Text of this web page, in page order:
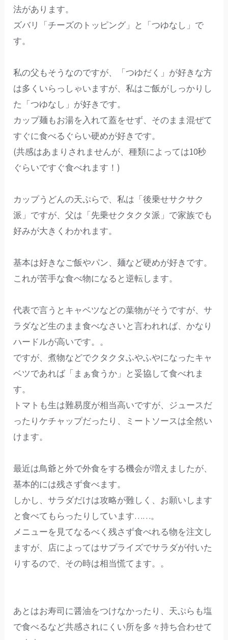
法があります。
ズバリ「チーズのトッピング」と「つゆなし」で
す。
私の父もそうなのですが、「つゆだく」が好きな方
は多くいらっしゃいますが、私はご飯がしっかりし
た「つゆなし」が好きです。
カップ麺もお湯を入れて蓋をせず、そのまま混ぜて
すぐに食べるぐらい硬めが好きです。
(共感はあまりされませんが、種類によっては10秒
ぐらいですぐ食べれます！)
カップうどんの天ぷらで、私は「後乗せサクサク
派」ですが、父は「先乗せクタクタ派」で家族でも
好みが大きくわかれます。
基本は好きなご飯やパン、麺など硬めが好きです。
これが苦手な食べ物になると逆転します。
代表で言うとキャベツなどの葉物がそうですが、サ
ラダなど生のまま食べなさいと言われれば、かなり
ハードルが高いです。。
ですが、煮物などでクタクタふやふやになったキャ
ベツであれば「まぁ食うか」と妥協して食べれま
す。
トマトも生は難易度が相当高いですが、ジュースだ
ったりケチャップだったり、ミートソースは全然い
けます。
最近は鳥爺と外で外食をする機会が増えましたが、
基本的には残さず食べます。
しかし、サラダだけは攻略が難しく、お願いします
と食べてもらったりしています……。
メニューを見てなるべく残さず食べれる物を注文し
ますが、店によってはサプライズでサラダが付いた
りするので、その時は相当慌てます。。
あとはお寿司に醤油をつけなかったり、天ぷらも塩
で食べるなど共感されにくい所を多々持ち合わせて